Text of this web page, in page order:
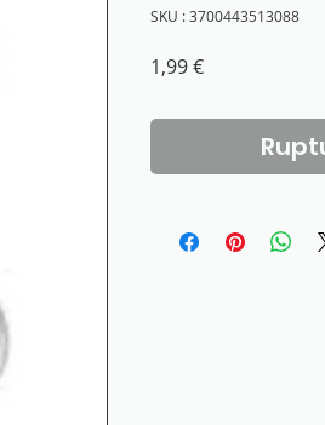
SKU : 3700443513088
1,99 €Prix